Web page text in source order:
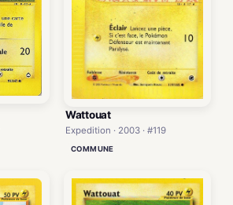
Wattouat
Expedition · 2003 · #119
COMMUNE